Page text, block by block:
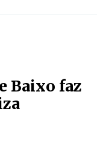
Baixo faz